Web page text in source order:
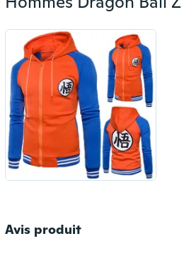
Avis produit